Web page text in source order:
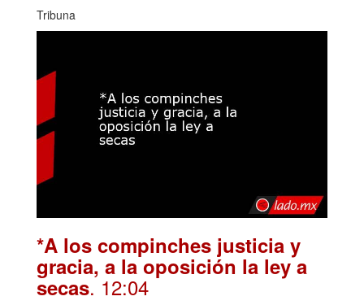
Tribuna
*A los compinches justicia y
gracia, a la oposición la ley a
secas. 12:04